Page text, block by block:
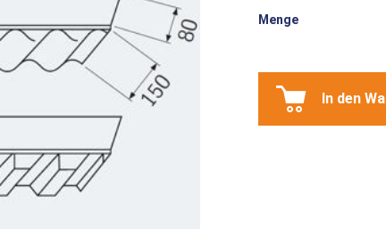
Menge
In den